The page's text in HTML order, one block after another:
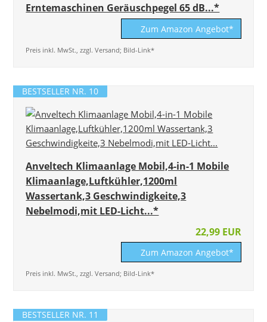
Erntemaschinen Geräuschpegel 65 dB...*
Zum Amazon Angebot*
Preis inkl. MwSt., zzgl. Versand; Bild-Link*
BESTSELLER NR. 10
Anveltech Klimaanlage Mobil,4-in-1 Mobile
Klimaanlage,Luftkühler,1200ml
Wassertank,3 Geschwindigkeite,3
Nebelmodi,mit LED-Licht...*
22,99 EUR
Zum Amazon Angebot*
Preis inkl. MwSt., zzgl. Versand; Bild-Link*
BESTSELLER NR. 11